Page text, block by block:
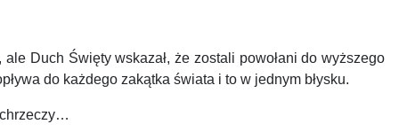
Duch Święty wskazał, że zostali powołani do wyższego
do każdego zakątka świata i to w jednym błysku.